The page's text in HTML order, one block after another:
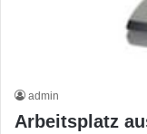
admin
Arbeitsplatz